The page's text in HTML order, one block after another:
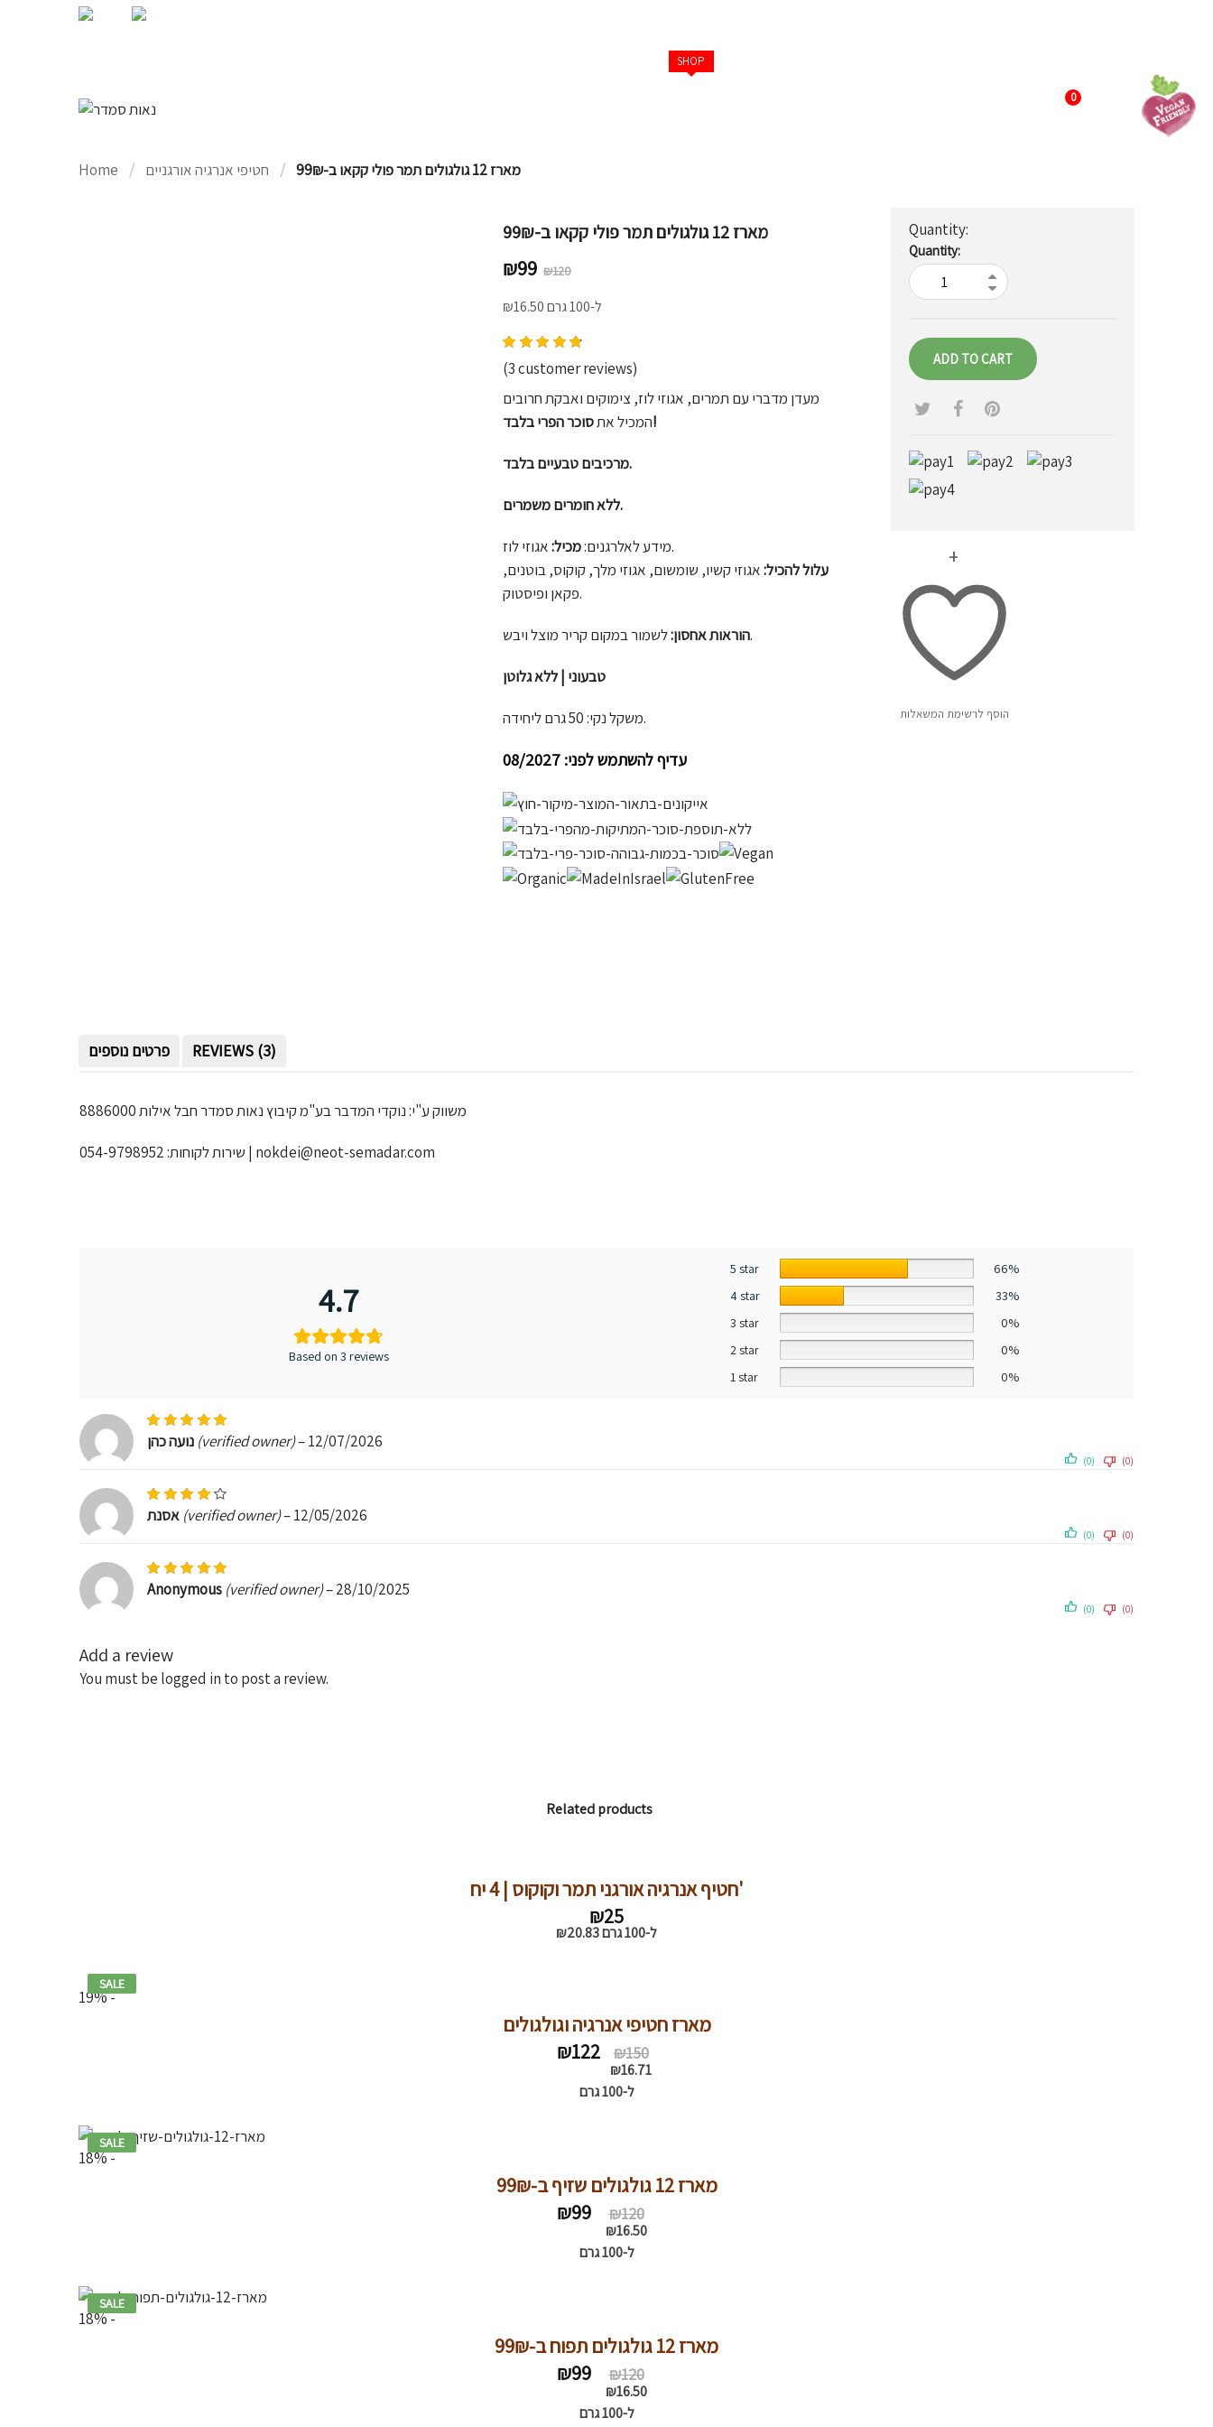
MY CART
0
Home חטיפי אנרגיה אורגניים מארז 12 גולגולים תמר פולי קקאו ב-99₪
מארז 12 גולגולים תמר פולי קקאו ב-99₪
₪120Original
was:
₪120.
₪99
Current
is:
₪99.
₪16.50 ל-100 גרם
(3customer reviews)
מעדן מדברי עם תמרים, אגוזי לוז, צימוקים ואבקת חרובים
המכיל אתסוכר הפרי בלבד!
מרכיבים טבעיים בלבד.
ללא חומרים משמרים.
מידע לאלרגנים:מכיל:
אגוזי לוז.
עלול להכיל:אגוזי קשיו, שומשום, אגוזי מלך, קוקוס, בוטנים,
פקאן ופיסטוק.
הוראות אחסון:לשמור במקום קריר מוצל ויבש.
טבעוני | ללא גלוטן
משקל נקי: 50 גרם ליחידה.
עדיף להשתמש לפני: 08/2027
Quantity:
ADD TO CART
הוסף לרשימת המשאלות
פרטים נוספים REVIEWS (3)
משווק ע"י:נוקדי המדבר בע"מקיבוץ נאות סמדר חבל אילות 8886000
שירות לקוחות: 054-9798952 | nokdei@neot-semadar.com
4.7
Based on 3 reviews
5 star
66%
4 star
33%
3 star
0%
2 star
0%
1 star
0%
(verified owner)–12/07/2026
(0) (0)
(verified owner)–12/05/2026
(0) (0)
Anonymous (verified owner)–28/10/2025
(0) (0)
Add a review
You must be logged in to post a review.
Related products
חטיף אנרגיה אורגני תמר וקוקוס | 4 יח'
₪25
₪20.83 ל-100 גרם
SALE
19% -
מארז חטיפי אנרגיה וגולגולים
₪150Original
price
₪122
Current
price
₪16.71
ל-100 גרם
SALE
18% -
מארז 12 גולגולים שזיף ב-99₪
₪120Original
price
₪99
Current
price
₪16.50
ל-100 גרם
SALE
18% -
מארז 12 גולגולים תפוח ב-99₪
₪120Original
price
₪99
Current
price
₪16.50
ל-100 גרם